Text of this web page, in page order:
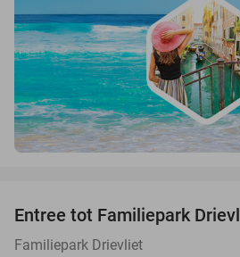
Entree tot Familiepark
Familiepark Drievliet